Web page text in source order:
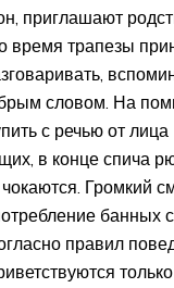
приглашают
время трапезы
словом. На
с речью от лица
в конце спича
Громкий
банных
правил